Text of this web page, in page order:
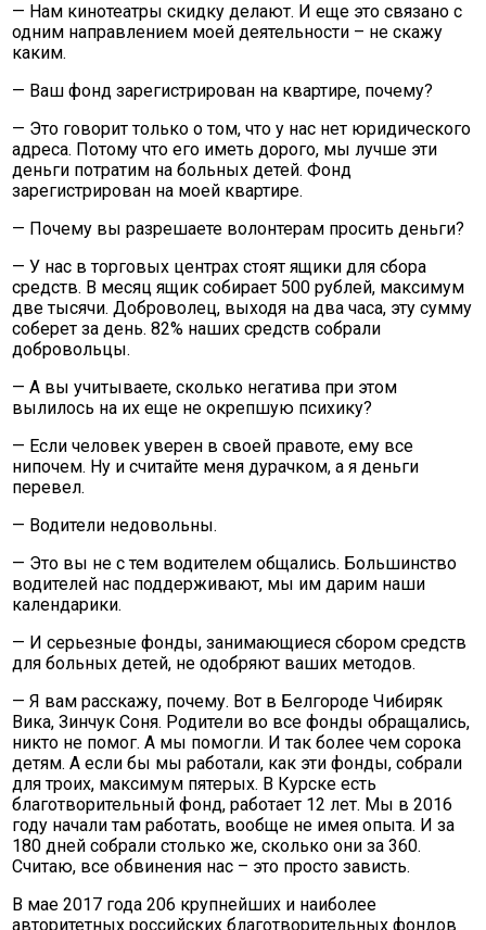
— Нам кинотеатры скидку делают. И еще это связано с
одним направлением моей деятельности – не скажу
каким.
— Ваш фонд зарегистрирован на квартире, почему?
— Это говорит только о том, что у нас нет юридического
адреса. Потому что его иметь дорого, мы лучше эти
деньги потратим на больных детей. Фонд
зарегистрирован на моей квартире.
— Почему вы разрешаете волонтерам просить деньги?
— У нас в торговых центрах стоят ящики для сбора
средств. В месяц ящик собирает 500 рублей, максимум
две тысячи. Доброволец, выходя на два часа, эту сумму
соберет за день. 82% наших средств собрали
добровольцы.
— А вы учитываете, сколько негатива при этом
вылилось на их еще не окрепшую психику?
— Если человек уверен в своей правоте, ему все
нипочем. Ну и считайте меня дурачком, а я деньги
перевел.
— Водители недовольны.
— Это вы не с тем водителем общались. Большинство
водителей нас поддерживают, мы им дарим наши
календарики.
— И серьезные фонды, занимающиеся сбором средств
для больных детей, не одобряют ваших методов.
— Я вам расскажу, почему. Вот в Белгороде Чибиряк
Вика, Зинчук Соня. Родители во все фонды обращались,
никто не помог. А мы помогли. И так более чем сорока
детям. А если бы мы работали, как эти фонды, собрали
для троих, максимум пятерых. В Курске есть
благотворительный фонд, работает 12 лет. Мы в 2016
году начали там работать, вообще не имея опыта. И за
180 дней собрали столько же, сколько они за 360.
Считаю, все обвинения нас – это просто зависть.
В мае 2017 года 206 крупнейших и наиболее
авторитетных российских благотворительных фондов